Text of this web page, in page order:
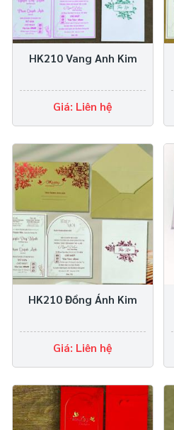
HK210 Vang Anh Kim
Giá: Liên hệ
HK210 Đồng Ánh Kim
Giá: Liên hệ